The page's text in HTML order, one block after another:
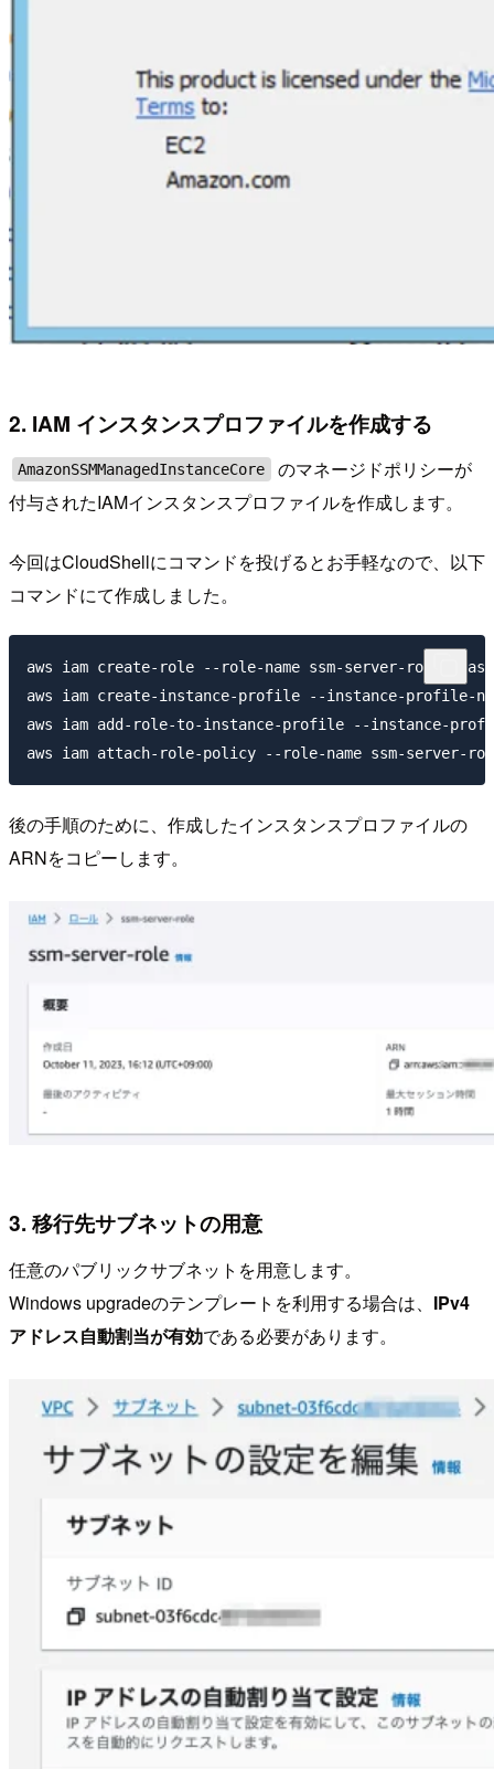
2. IAM インスタンスプロファイルを作成する
AmazonSSMManagedInstanceCore
のマネージドポリシーが
付与されたIAMインスタンスプロファイルを作成します。
今回はCloudShellにコマンドを投げるとお手軽なので、以下
コマンドにて作成しました。
aws iam create-role --role-name ssm-server-role --
aws iam create-instance-profile --instance-profile-
aws iam add-role-to-instance-profile --instance-
後の手順のために、作成したインスタンスプロファイルの
ARNをコピーします。
3. 移行先サブネットの用意
任意のパブリックサブネットを用意します。
Windows upgradeのテンプレートを利用する場合は、 IPv4
アドレス自動割当が有効である必要があります。